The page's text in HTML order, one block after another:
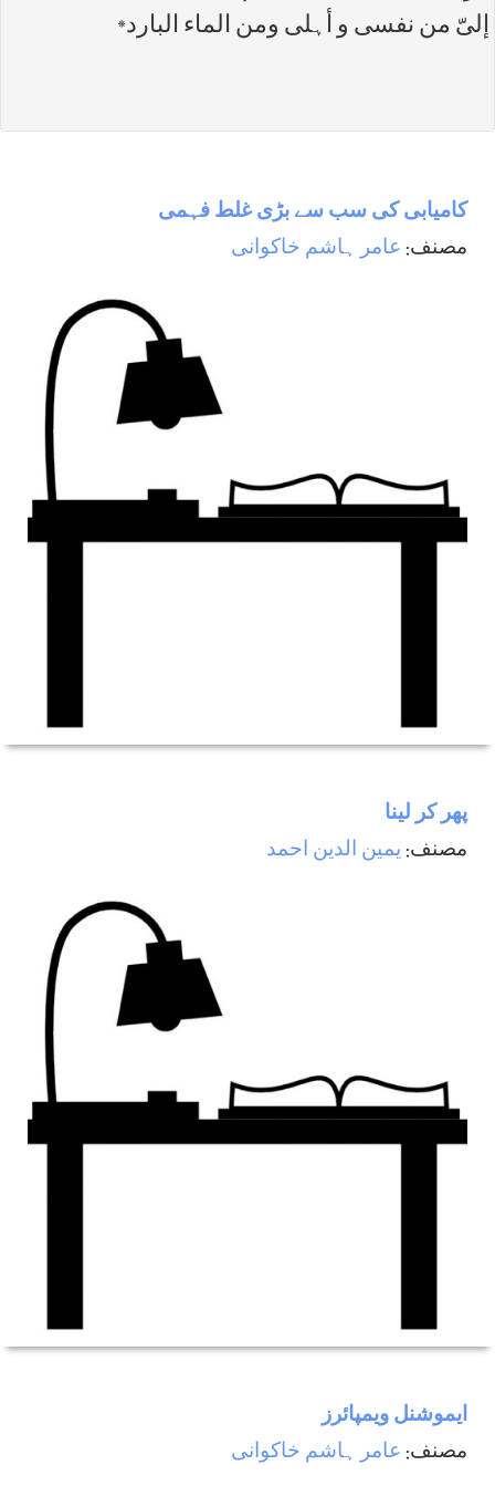
إلیّ من نفسی و أہلی ومن الماء البارد*
کامیابی کی سب سے بڑی غلط فہمی
مصنف: عامر ہاشم خاکوانی
پھر كر لينا
مصنف:يمين الدين احمد
ایموشنل ویمپائرز
مصنف: عامر ہاشم خاکوانی